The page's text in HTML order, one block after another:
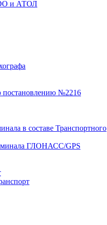
и АТОЛ
№2216
в составе Транспортного
ГЛОНАСС/GPS